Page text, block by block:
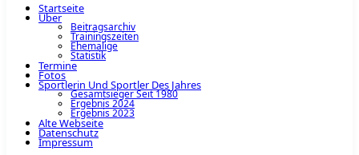
Startseite
Über
Beitragsarchiv
Trainingszeiten
Ehemalige
Statistik
Termine
Fotos
Sportlerin Und Sportler Des Jahres
Gesamtsieger Seit 1980
Ergebnis 2024
Ergebnis 2023
Alte Webseite
Datenschutz
Impressum